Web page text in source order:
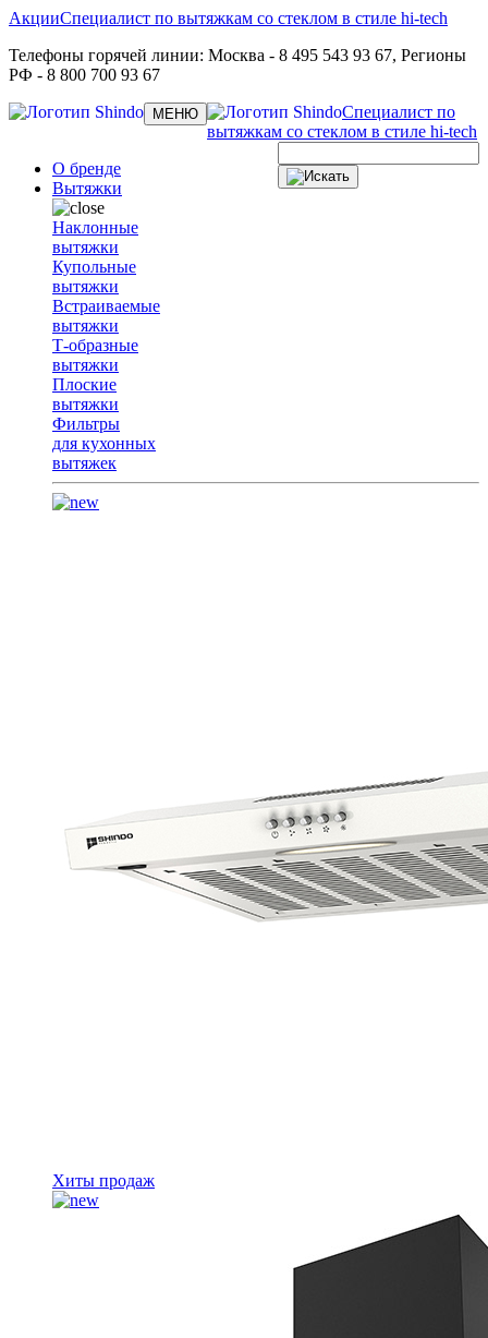
Акции
Телефоны горячей линии: Москва - 8 495 543 93 67, Регионы
РФ - 8 800 700 93 67
Специалист по вытяжкам со стеклом в стиле hi-tech
Toggle
navigation
МЕНЮ
Специалист по
вытяжкам со стеклом в стиле hi-tech
О бренде
Вытяжки
Наклонные
вытяжки
Купольные
вытяжки
Встраиваемые
вытяжки
Т-образные
вытяжки
Плоские
вытяжки
Фильтры
для кухонных
вытяжек
Хиты продаж